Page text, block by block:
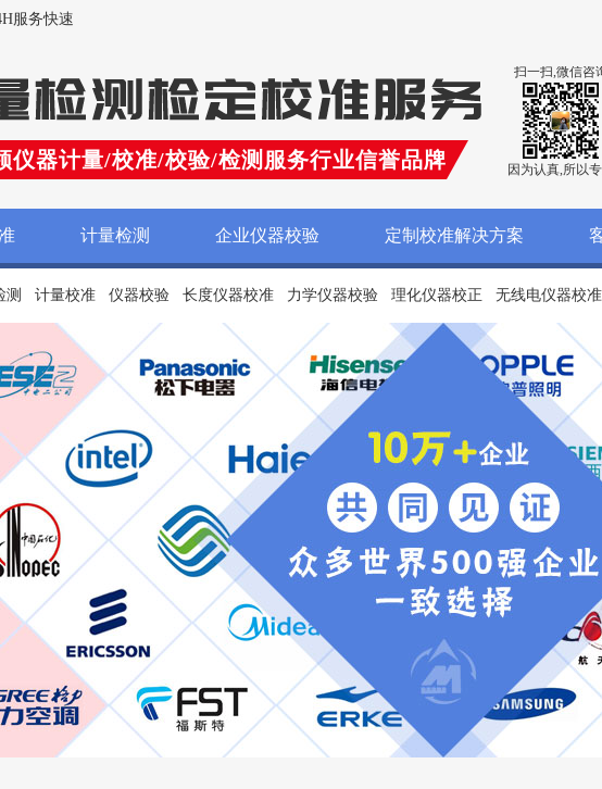
服务快速
仪器计量/校准/校验/检测服务行业信誉品牌
扫一扫,微信咨
因为认真,所以
计量检测 企业仪器校验 定制校准解决方案
测 计量校准 仪器校验 长度仪器校准 力学仪器校验 理化仪器校正 无线电仪器校准